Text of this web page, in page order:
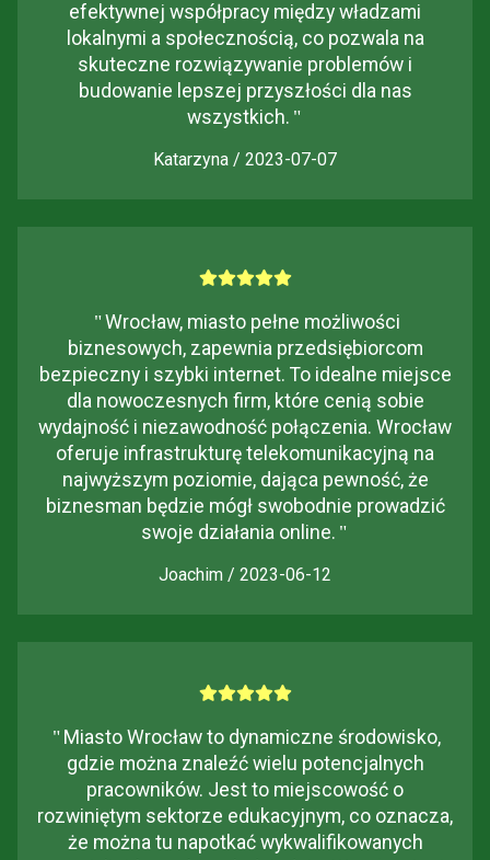
efektywnej współpracy między władzami
lokalnymi a społecznością, co pozwala na
skuteczne rozwiązywanie problemów i
budowanie lepszej przyszłości dla nas
wszystkich. "
Katarzyna / 2023-07-07
"Wrocław, miasto pełne możliwości
biznesowych, zapewnia przedsiębiorcom
bezpieczny i szybki internet. To idealne miejsce
dla nowoczesnych firm, które cenią sobie
wydajność i niezawodność połączenia. Wrocław
oferuje infrastrukturę telekomunikacyjną na
najwyższym poziomie, dająca pewność, że
biznesman będzie mógł swobodnie prowadzić
swoje działania online. "
Joachim / 2023-06-12
" Miasto Wrocław to dynamiczne środowisko,
gdzie można znaleźć wielu potencjalnych
pracowników. Jest to miejscowość o
rozwiniętym sektorze edukacyjnym, co oznacza,
że można tu napotkać wykwalifikowanych